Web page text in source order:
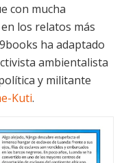
con mucha
los relatos más
ha adaptado
ambientalista
y militante
Kuti.